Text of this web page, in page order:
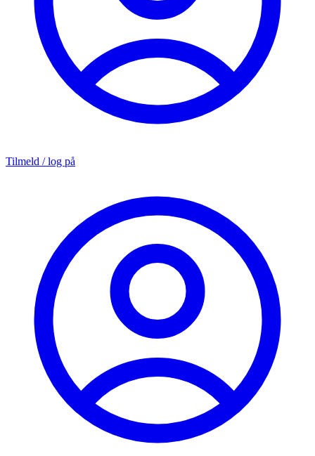
Tilmeld / log på